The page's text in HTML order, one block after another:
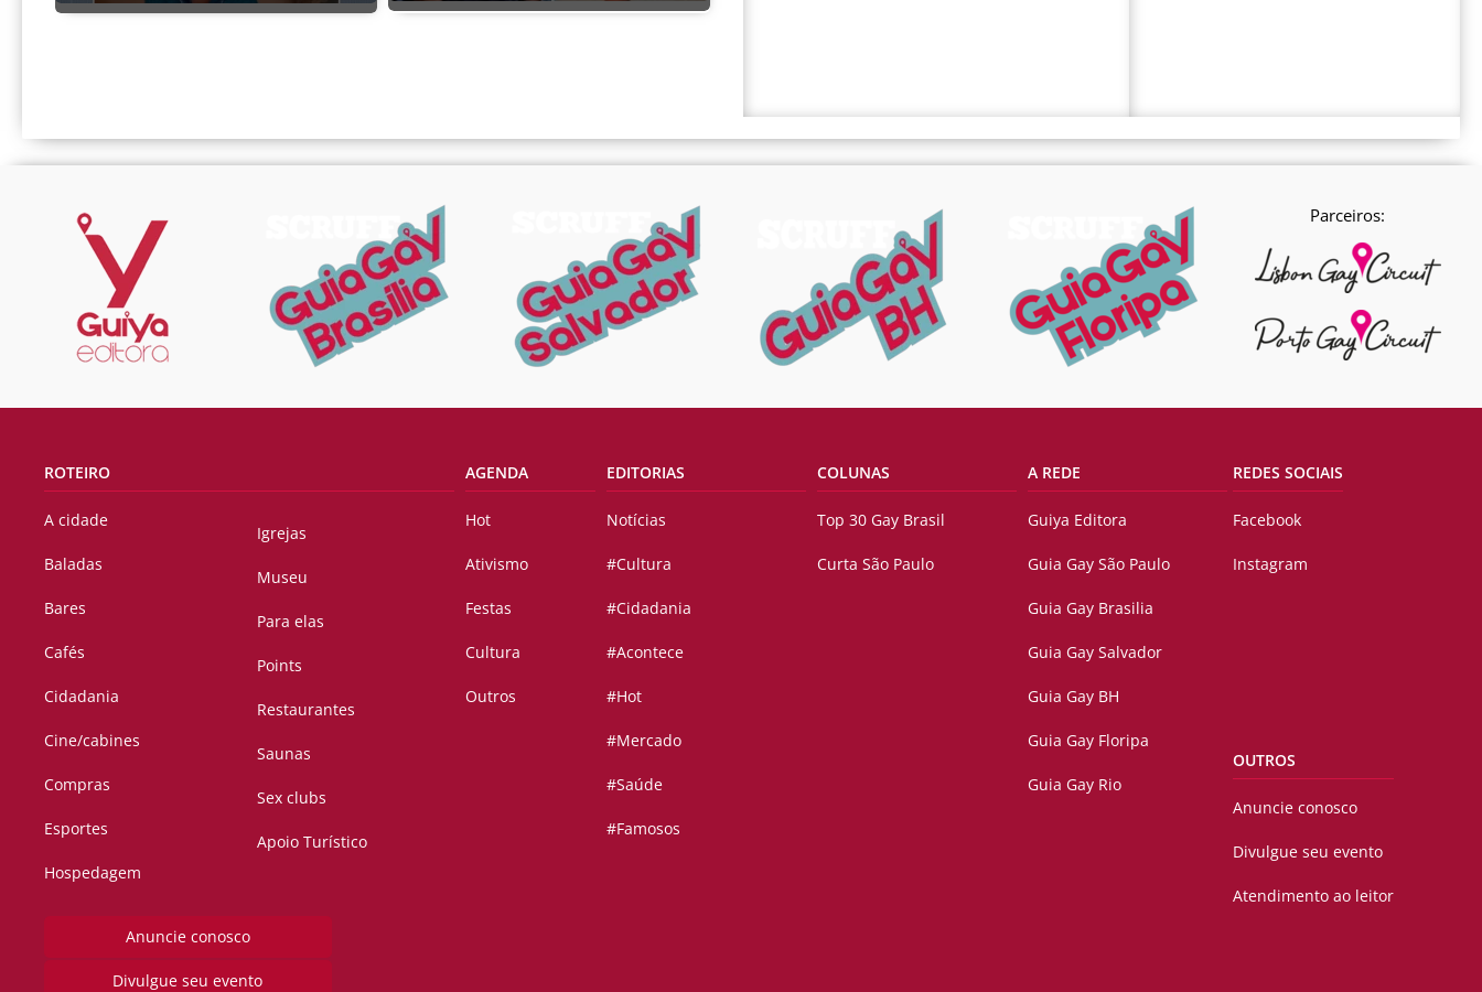
Parceiros:
ROTEIRO
A cidade
Baladas
Bares
Cafés
Cidadania
Cine/cabines
Compras
Esportes
Hospedagem
Igrejas
Museu
Para elas
Points
Restaurantes
Saunas
Sex clubs
Apoio Turístico
Anuncie conosco
Divulgue seu evento
AGENDA
Hot
Ativismo
Festas
Cultura
Outros
EDITORIAS
Notícias
#Cultura
#Cidadania
#Acontece
#Hot
#Mercado
#Saúde
#Famosos
COLUNAS
Top 30 Gay Brasil
Curta São Paulo
A REDE
Guiya Editora
Guia Gay São Paulo
Guia Gay Brasilia
Guia Gay Salvador
Guia Gay BH
Guia Gay Floripa
Guia Gay Rio
REDES SOCIAIS
Facebook
Instagram
OUTROS
Anuncie conosco
Divulgue seu evento
Atendimento ao leitor